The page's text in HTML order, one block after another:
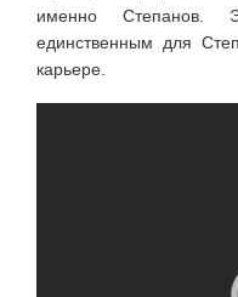
именно Степанов.
единственным для
карьере.